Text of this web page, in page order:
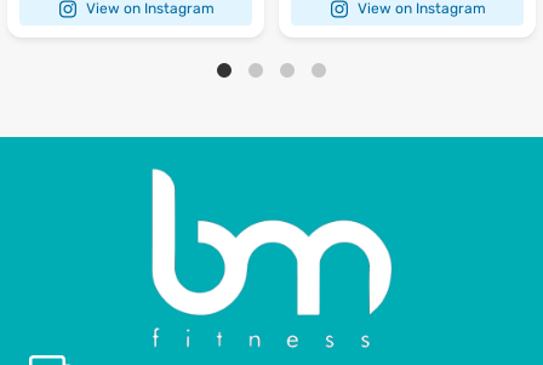
View on Instagram View on Instagram